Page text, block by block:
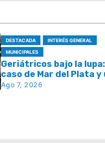
DESTACADA
INTERÉS GENERAL
MUNICIPALES
Geriátricos bajo la
caso de Mar del Plata y
pregunta que se repite
Ago 7, 2026